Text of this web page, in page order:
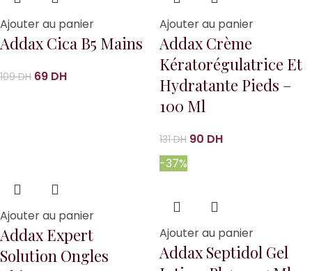
Ajouter au panier
Addax Cica B5 Mains
109DH 69 DH
Ajouter au panier
Addax Crème
Kératorégulatrice Et
Hydratante Pieds –
100 Ml
131DH 90 DH
Ajouter au panier
Addax Expert
Solution Ongles
-37%
Ajouter au panier
Addax Septidol Gel